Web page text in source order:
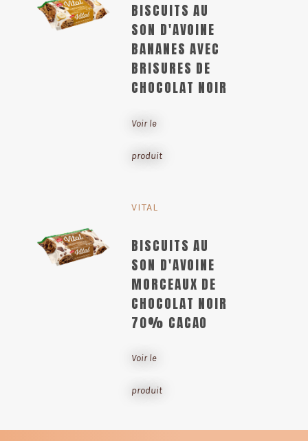
BISCUITS AU
SON D'AVOINE
BANANES AVEC
BRISURES DE
CHOCOLAT NOIR
Voir le
produit
VITAL
BISCUITS AU
SON D'AVOINE
MORCEAUX DE
CHOCOLAT NOIR
70% CACAO
Voir le
produit